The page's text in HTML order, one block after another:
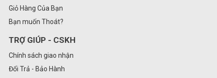
Giỏ Hàng Của Bạn
Bạn muốn Thoát?
TRỢ GIÚP - CSKH
Chính sách giao nhận
Đổi Trả - Bảo Hành